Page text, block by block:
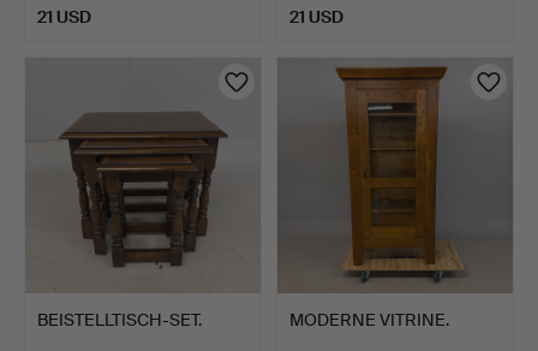
21 USD 21 USD
BEISTELLTISCH-SET. MODERNE VITRINE.